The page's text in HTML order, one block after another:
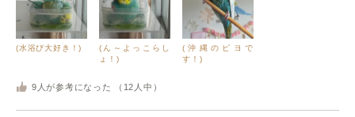
(水浴び大好き！)
(ん～よっこらし
ょ！)
(沖縄のピヨで
す！)
9 人が参考になった （ 12 人中）